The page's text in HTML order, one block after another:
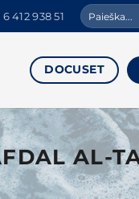
412 938 51 Ieškoti:
DOCUSET
AL-